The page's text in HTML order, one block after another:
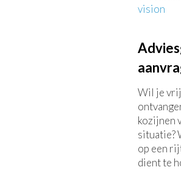
vision
Wil je
kozijnen
situatie?
op een
dient te